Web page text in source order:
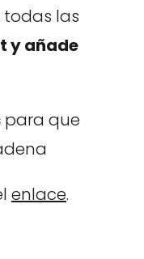
las
y añade
para que
enlace.